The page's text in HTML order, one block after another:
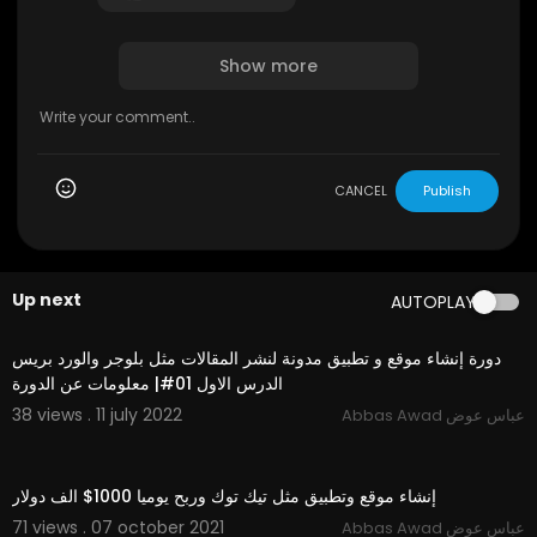
http://faectube.epizy.com
http://faecshat.epizy.com
***************************************
https://demo.k97.in/pixelgram/welcome
***************************************
https://demo.k97.in/pixelgram/welcome
-----------------------------------
إنشاء موقع ويب مجاني
إعلان
Show more
CANCEL Publish
Up next AUTOPLAY
00:27:39
دورة إنشاء موقع و تطبيق مدونة لنشر المقالات مثل بلوجر والورد بريس
الدرس الاول 01#| معلومات عن الدورة
38 views . 11 july 2022
Abbas Awad عباس عوض
إنشاء موقع وتطبيق مثل تيك توك وربح يوميا 1000$ الف دولار
71 views . 07 october 2021
Abbas Awad عباس عوض